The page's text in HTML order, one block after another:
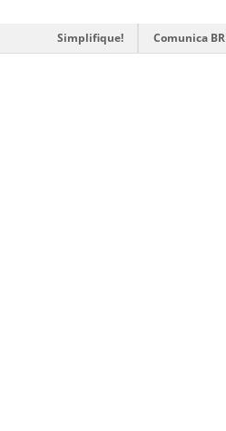
Simplifique! Comunica BR